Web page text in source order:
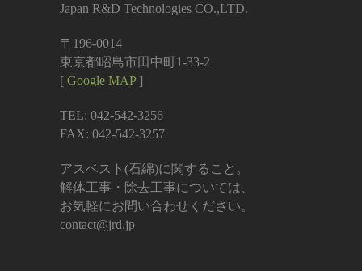
Japan R&D Technologies CO.,LTD.
〒196-0014
東京都昭島市田中町1-33-2
[ Google MAP]
TEL: 042-542-3256
FAX: 042-542-3257
アスベスト(石綿)に関すること。
解体工事・除去工事については、
お気軽にお問い合わせください。
contact@jrd.jp